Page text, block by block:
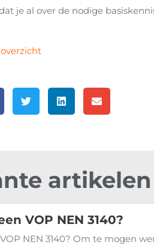
je al over de nodige
VOP NEN 3140?
NEN 3140? Om te mogen